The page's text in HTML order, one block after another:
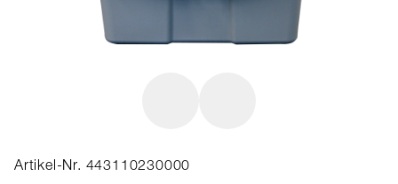
Artikel-Nr. 443110230000